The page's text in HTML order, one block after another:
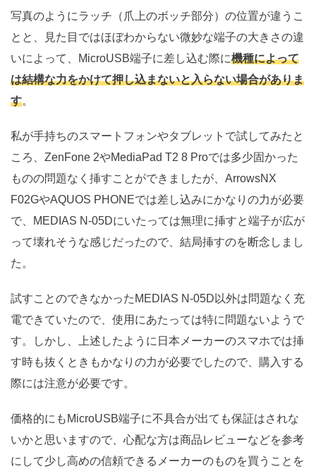
写真のようにラッチ（爪上のボッチ部分）の位置が違うこ
とと、見た目ではほぼわからない微妙な端子の大きさの違
いによって、MicroUSB端子に差し込む際に機種によって
は結構な力をかけて押し込まないと入らない場合がありま
す。
私が手持ちのスマートフォンやタブレットで試してみたと
ころ、ZenFone 2やMediaPad T2 8 Proでは多少固かった
ものの問題なく挿すことができましたが、ArrowsNX
F02GやAQUOS PHONEでは差し込みにかなりの力が必要
で、MEDIAS N-05Dにいたっては無理に挿すと端子が広が
って壊れそうな感じだったので、結局挿すのを断念しまし
た。
試すことのできなかったMEDIAS N-05D以外は問題なく充
電できていたので、使用にあたっては特に問題ないようで
す。しかし、上述したように日本メーカーのスマホでは挿
す時も抜くときもかなりの力が必要でしたので、購入する
際には注意が必要です。
価格的にもMicroUSB端子に不具合が出ても保証はされな
いかと思いますので、心配な方は商品レビューなどを参考
にして少し高めの信頼できるメーカーのものを買うことを